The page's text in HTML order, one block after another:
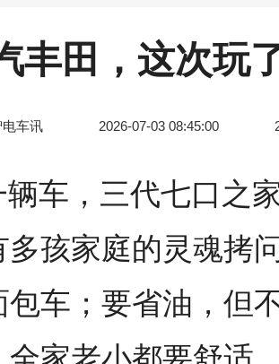
丰田，这次玩
车讯 2026-07-03 08:45:00
辆车，三代七口之
多孩家庭的灵魂拷
包车；要省油，但